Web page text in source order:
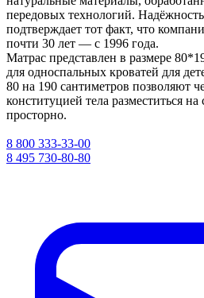
Мягкая мебель
О торговой марке
Матрасы серии Consul от
из самых обширных линеек
модели среднего и премиум-класса
ортопедическими
изготавливаются вручную, а срок
несколько десятилетий. В качестве
натуральные материалы,
Матрас представлен в размере
для односпальных кроватей для
80 на 190 сантиметров позволяют
конституцией тела разместиться на
просторно.